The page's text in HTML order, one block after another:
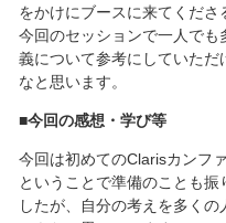
をかけにブースに来てくださ
今回のセッションで一人で
義について参考にしていた
なと思います。
■今回の感想・学び等
今回は初めてのClarisカンフ
ということで準備のことも
したが、自分の考えを多く